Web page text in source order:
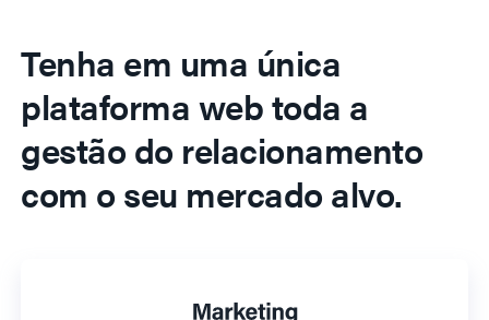
Tenha em uma única
plataforma web toda a
gestão do relacionamento
com o seu mercado alvo.